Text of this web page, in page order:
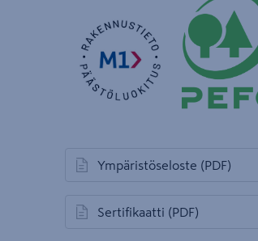
Ympäristöseloste (PDF)
avautuu uuteen välilehteen
Sertifikaatti (PDF)
avautuu uuteen välilehteen